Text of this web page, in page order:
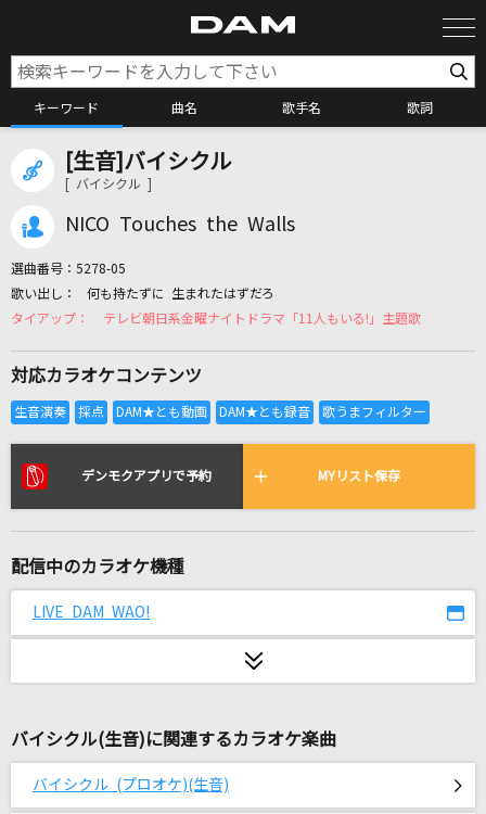
キーワード 曲名 歌手名 歌詞
カラオケ検索
カラオケリクエスト
リアルタイムで歌われている曲の一覧
とてと
赤い糸
RAG FAIR
とてと
[生音]バイシクル
[ バイシクル ]
NICO Touches the Walls
選曲番号： 5278-05
何も持たずに 生まれたはずだろ
テレビ朝日系金曜ナイトドラマ「11人もいる!」主題歌
対応カラオケコンテンツ
デンモクアプリで予約 MYリスト保存
配信中のカラオケ機種
LIVE DAM WAO!
バイシクル(生音)に関連するカラオケ楽曲
バイシクル (プロオケ)(生音)